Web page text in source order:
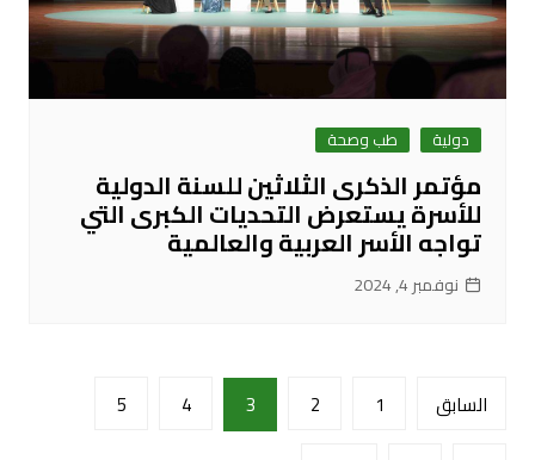
دولية طب وصحة
مؤتمر الذكرى الثلاثين للسنة الدولية
للأسرة يستعرض التحديات الكبرى التي
تواجه الأسر العربية والعالمية
نوفمبر 4, 2024
تعدد
صفحات
السابق 1
2
3
4
5